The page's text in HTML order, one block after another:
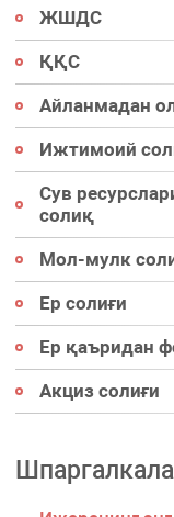
ЖШДС
ҚҚС
Айланмадан
Ижтимоий
Сув
солиқ
Мол-мулк
Ер солиғи
Ер қаъридан
Акциз солиғи